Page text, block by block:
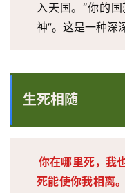
入天国。“你的
神”。这是一种深
生死相随
你在哪里死，我
死能使你我相离